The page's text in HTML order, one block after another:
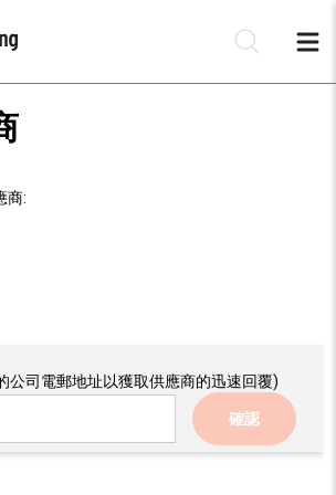
商:
公司電郵地址以獲取供應商的迅速回覆)
確認